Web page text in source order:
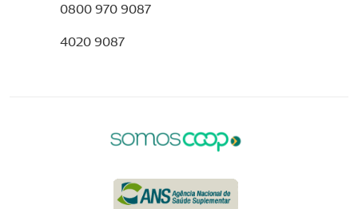
0800 970 9087
4020 9087